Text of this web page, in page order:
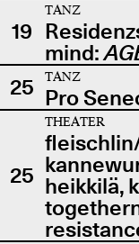
19
TANZ
mind:
25
TANZ
Pro
25
THEATER
heikkilä,